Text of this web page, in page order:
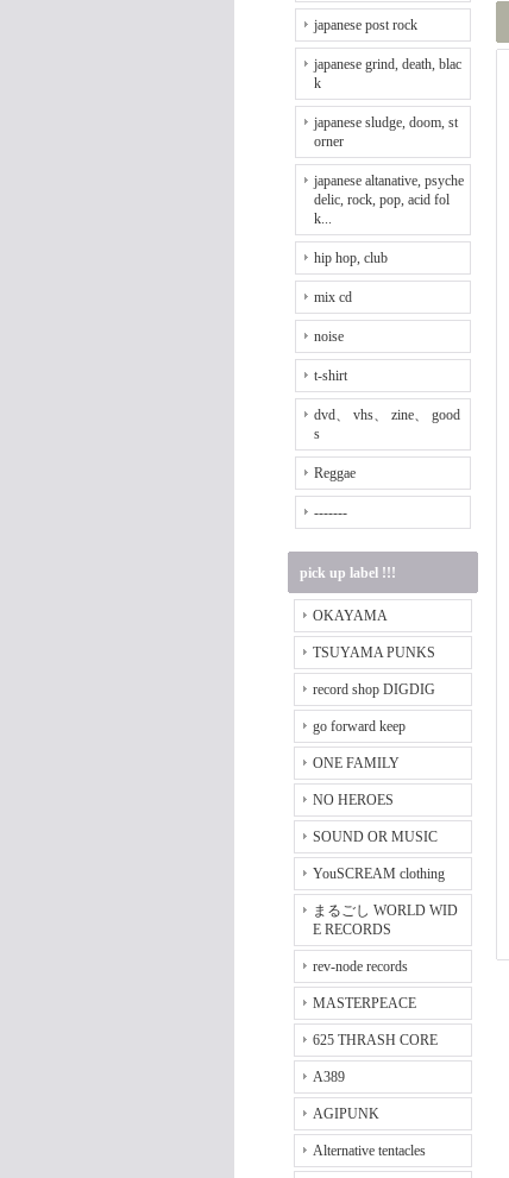
japanese post rock
japanese grind, death, blac
k
japanese sludge, doom, st
orner
japanese altanative, psyche
delic, rock, pop, acid fol
k...
hip hop, club
mix cd
noise
t-shirt
dvd、 vhs、 zine、 good
s
Reggae
-------
pick up label !!!
OKAYAMA
TSUYAMA PUNKS
record shop DIGDIG
go forward keep
ONE FAMILY
NO HEROES
SOUND OR MUSIC
YouSCREAM clothing
まるごし WORLD WID
E RECORDS
rev-node records
MASTERPEACE
625 THRASH CORE
A389
AGIPUNK
Alternative tentacles